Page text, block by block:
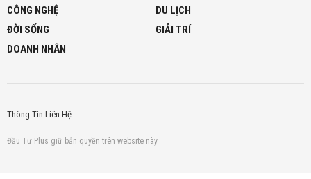
CÔNG NGHỆ
DU LỊCH
ĐỜI SỐNG
GIẢI TRÍ
DOANH NHÂN
Thông Tin Liên Hệ
Đầu Tư Plus giữ bản quyền trên website này